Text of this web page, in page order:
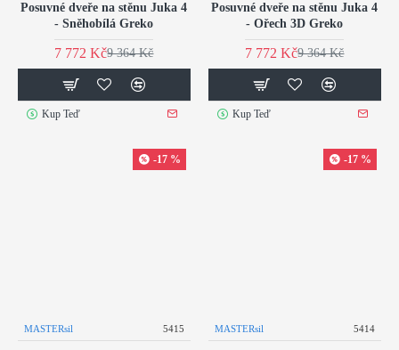
Posuvné dveře na stěnu Juka 4
- Sněhobílá Greko
7 772 Kč9 364 Kč
Kup Teď
Posuvné dveře na stěnu Juka 4
- Ořech 3D Greko
7 772 Kč9 364 Kč
Kup Teď
-17 %
MASTERsil 5415
-17 %
MASTERsil 5414